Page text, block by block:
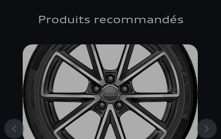
Produits recommandés